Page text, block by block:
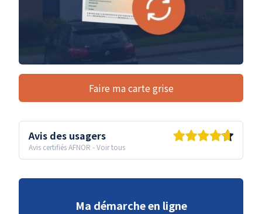
Faire ma carte grise
Avis des usagers
Avis certifiés AFNOR -Voir tous
Ma démarche en ligne